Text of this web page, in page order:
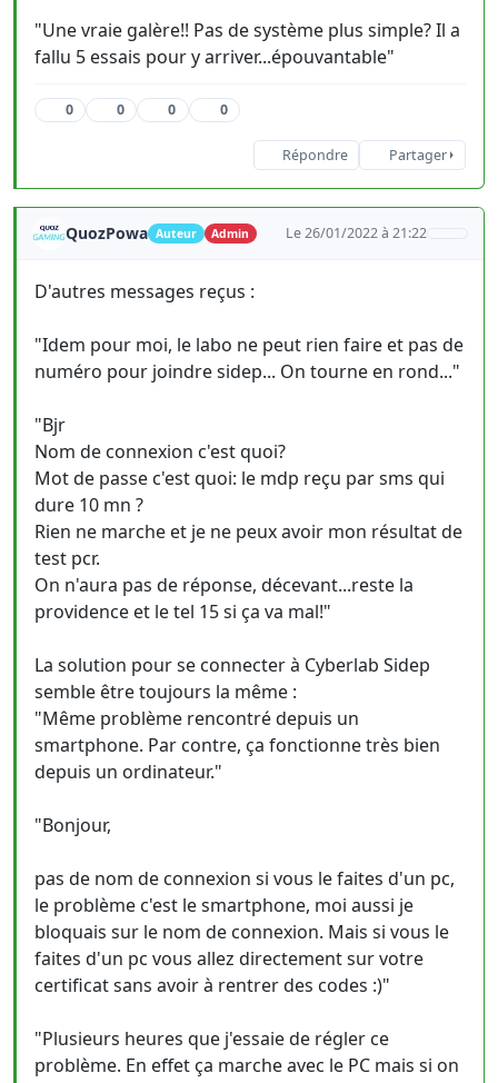
"Une vraie galère!! Pas de système plus simple? Il a
fallu 5 essais pour y arriver...épouvantable"
0 0 0 0
Répondre Partager
QuozPowa Auteur Admin Le 26/01/2022 à 21:22
D'autres messages reçus :
"Idem pour moi, le labo ne peut rien faire et pas de
numéro pour joindre sidep... On tourne en rond..."
"Bjr
Nom de connexion c'est quoi?
Mot de passe c'est quoi: le mdp reçu par sms qui
dure 10 mn ?
Rien ne marche et je ne peux avoir mon résultat de
test pcr.
On n'aura pas de réponse, décevant...reste la
providence et le tel 15 si ça va mal!"
La solution pour se connecter à Cyberlab Sidep
semble être toujours la même :
"Même problème rencontré depuis un
smartphone. Par contre, ça fonctionne très bien
depuis un ordinateur."
"Bonjour,
pas de nom de connexion si vous le faites d'un pc,
le problème c'est le smartphone, moi aussi je
bloquais sur le nom de connexion. Mais si vous le
faites d'un pc vous allez directement sur votre
certificat sans avoir à rentrer des codes :)"
"Plusieurs heures que j'essaie de régler ce
problème. En effet ça marche avec le PC mais si on